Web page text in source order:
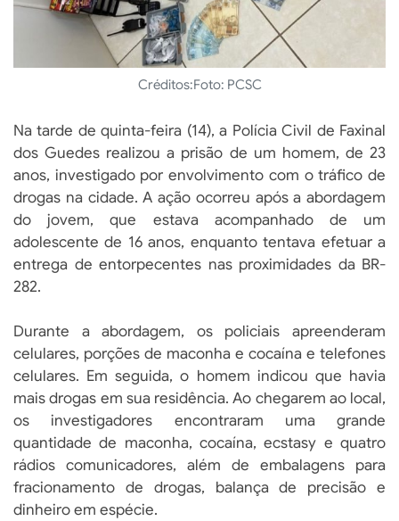
Créditos:Foto: PCSC
Na tarde de quinta-feira (14), a Polícia Civil de Faxinal
dos Guedes realizou a prisão de um homem, de 23
anos, investigado por envolvimento com o tráfico de
drogas na cidade. A ação ocorreu após a abordagem
do jovem, que estava acompanhado de um
adolescente de 16 anos, enquanto tentava efetuar a
entrega de entorpecentes nas proximidades da BR-
282.
Durante a abordagem, os policiais apreenderam
celulares, porções de maconha e cocaína e telefones
celulares. Em seguida, o homem indicou que havia
mais drogas em sua residência. Ao chegarem ao local,
os investigadores encontraram uma grande
quantidade de maconha, cocaína, ecstasy e quatro
rádios comunicadores, além de embalagens para
fracionamento de drogas, balança de precisão e
dinheiro em espécie.